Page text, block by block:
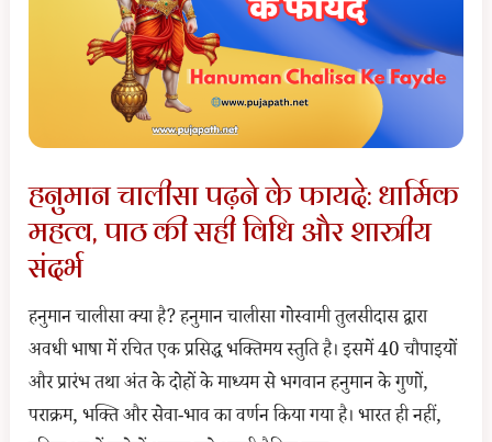
सही
विधि
और
इसके
अचूक
तांत्रिक
व
आध्यात्मिक
लाभ
हनुमान चालीसा पढ़ने के फायदे: धार्मिक
महत्व, पाठ की सही विधि और शास्त्रीय
संदर्भ
हनुमान चालीसा क्या है? हनुमान चालीसा गोस्वामी तुलसीदास द्वारा
अवधी भाषा में रचित एक प्रसिद्ध भक्तिमय स्तुति है। इसमें 40 चौपाइयों
और प्रारंभ तथा अंत के दोहों के माध्यम से भगवान हनुमान के गुणों,
पराक्रम, भक्ति और सेवा-भाव का वर्णन किया गया है। भारत ही नहीं,